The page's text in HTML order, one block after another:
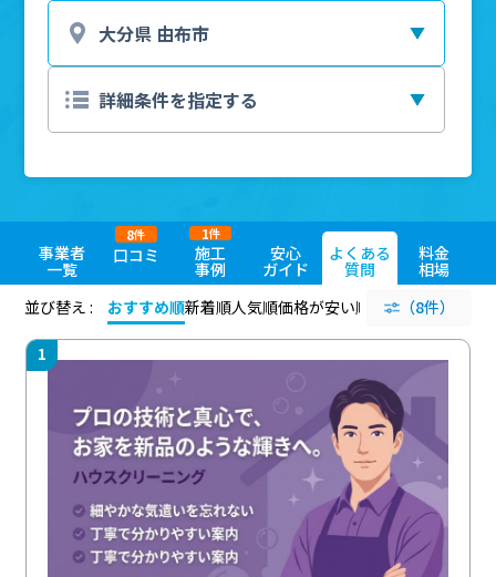
事業者
一覧
口コミ
8件
施工
事例
1件
安心
ガイド
よくある
質問
料金
相場
並び替え :
おすすめ順新着順人気順価格が安い順 評価が高い順
（8件）
1